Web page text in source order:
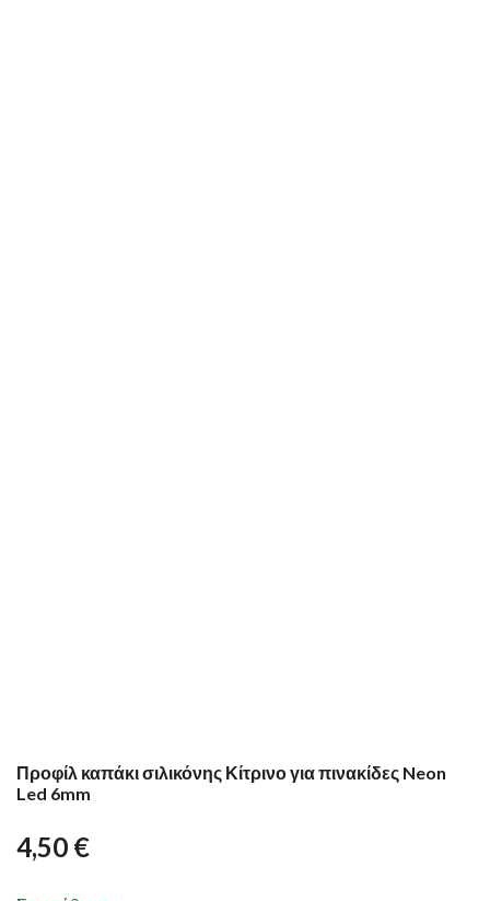
Προφίλ καπάκι σιλικόνης Κίτρινο για πινακίδες Neon
Led 6mm
4,50 €